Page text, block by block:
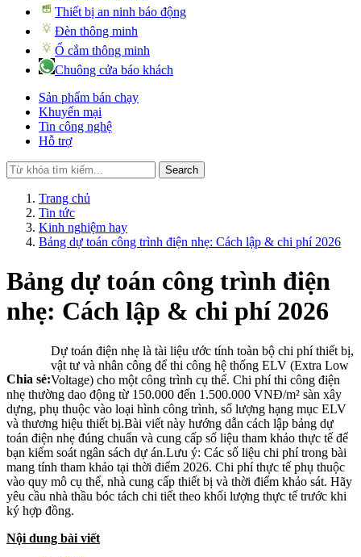
Thiết bị an ninh báo động
Đèn thông minh
Ổ cắm thông minh
Chuông cửa báo khách
Sản phẩm bán chạy
Khuyến mại
Tin công nghệ
Hỗ trợ
Search
Trang chủ
Tin tức
Kinh nghiệm hay
Bảng dự toán công trình điện nhẹ: Cách lập & chi phí 2026
Bảng dự toán công trình điện
nhẹ: Cách lập & chi phí 2026
Chia sẻ:
Dự toán điện nhẹ là tài liệu ước tính toàn bộ chi phí thiết bị,
vật tư và nhân công để thi công hệ thống ELV (Extra Low
Voltage) cho một công trình cụ thể. Chi phí thi công điện
nhẹ thường dao động từ 150.000 đến 1.500.000 VNĐ/m² sàn xây
dựng, phụ thuộc vào loại hình công trình, số lượng hạng mục ELV
và thương hiệu thiết bị.Bài viết này hướng dẫn cách lập bảng dự
toán điện nhẹ đúng chuẩn và cung cấp số liệu tham khảo thực tế để
bạn kiểm soát ngân sách dự án.Lưu ý: Các số liệu chi phí trong bài
mang tính tham khảo tại thời điểm 2026. Chi phí thực tế phụ thuộc
vào quy mô cụ thể, nhà cung cấp thiết bị và thời điểm khảo sát. Hãy
yêu cầu nhà thầu bóc tách chi tiết theo khối lượng thực tế trước khi
ký hợp đồng.
Nội dung bài viết